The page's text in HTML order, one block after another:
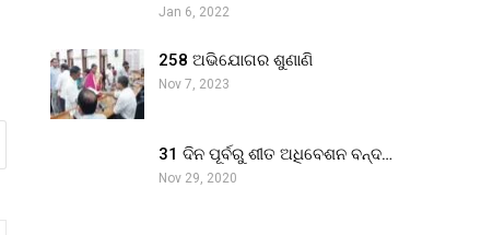
Jan 6, 2022
258 ଅଭିଯୋଗର ଶୁଣାଣି
Nov 7, 2023
31 ଦିନ ପୂର୍ବରୁ ଶୀତ ଅଧିବେଶନ ବନ୍ଦ…
Nov 29, 2020